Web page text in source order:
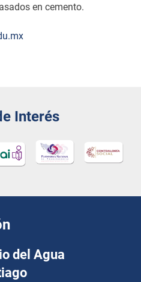
en cemento.
Interés
del Agua